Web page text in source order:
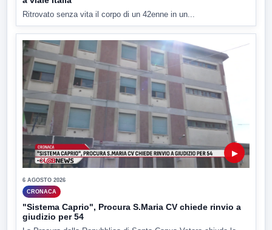
Ritrovato senza vita il corpo di un 42enne in un...
▶
6 AGOSTO 2026
CRONACA
"Sistema Caprio", Procura S.Maria CV chiede rinvio a
giudizio per 54